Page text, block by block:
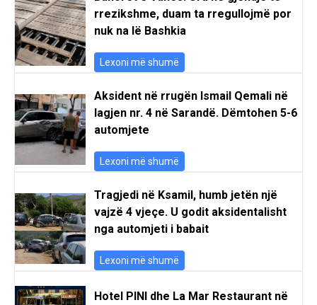
rrezikshme, duam ta rregullojmë por
nuk na lë Bashkia
Lexoni më shumë
Aksident në rrugën Ismail Qemali në
lagjen nr. 4 në Sarandë. Dëmtohen 5-6
automjete
Lexoni më shumë
Tragjedi në Ksamil, humb jetën një
vajzë 4 vjeçe. U godit aksidentalisht
nga automjeti i babait
Lexoni më shumë
Hotel PINI dhe La Mar Restaurant në